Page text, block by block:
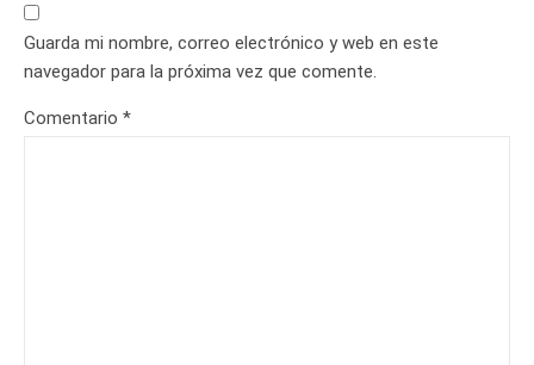
Guarda mi nombre, correo electrónico y web en este
navegador para la próxima vez que comente.
Comentario *